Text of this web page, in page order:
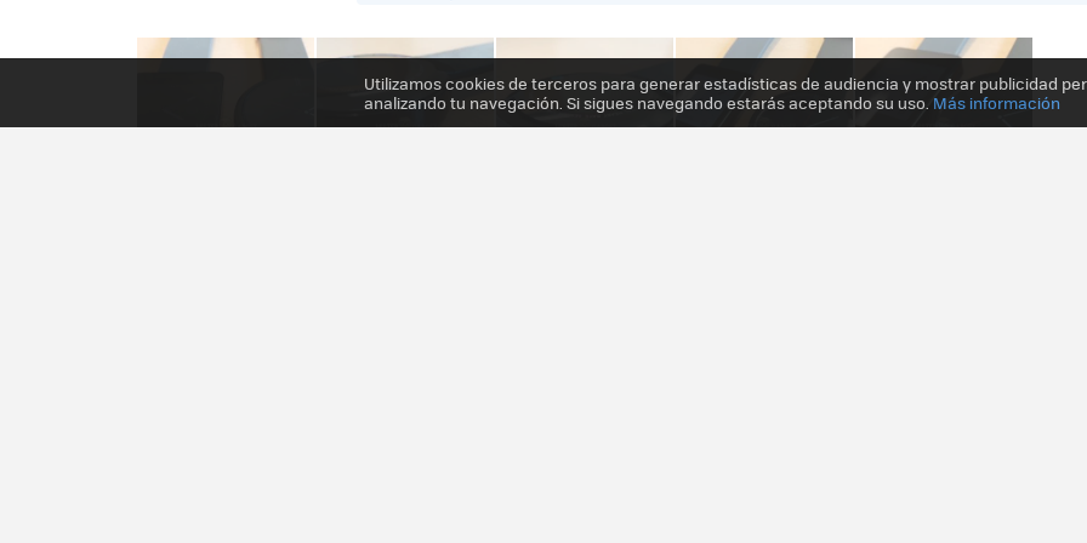
Utilizamos cookies de terceros para generar estadísticas de audiencia y mostrar publicidad
analizando tu navegación. Si sigues navegando estarás aceptando su uso. Más información